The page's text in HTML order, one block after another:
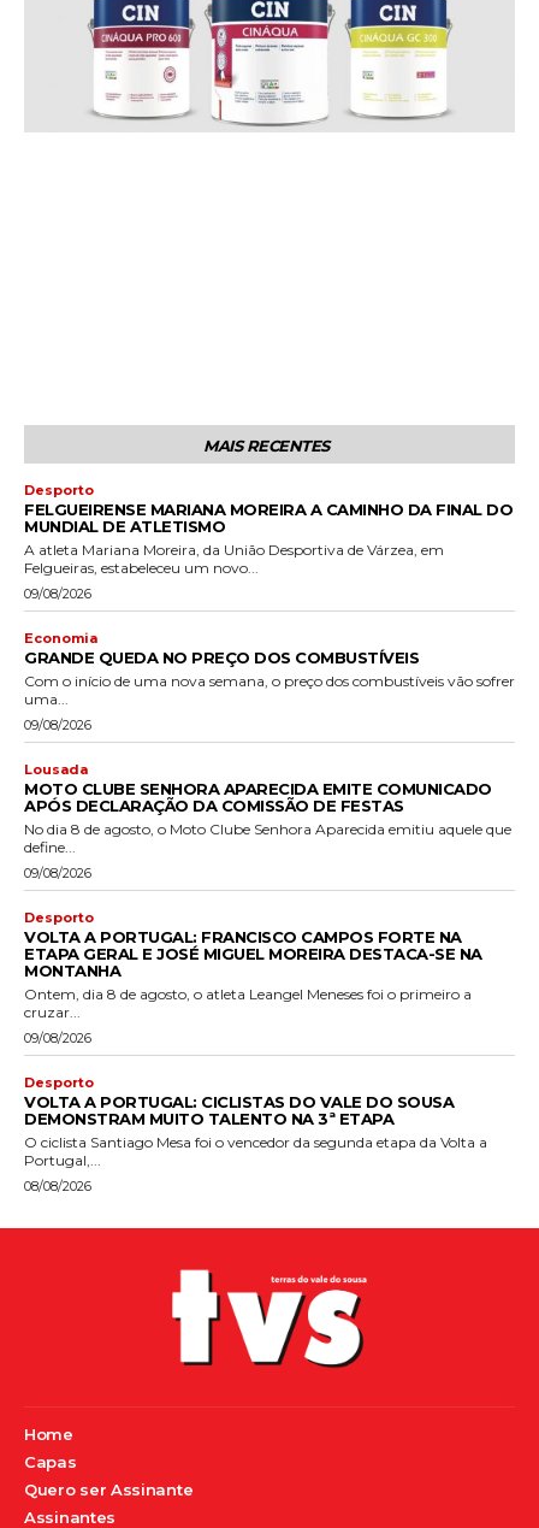
MAIS RECENTES
Desporto
FELGUEIRENSE MARIANA MOREIRA A CAMINHO DA FINAL DO
MUNDIAL DE ATLETISMO
A atleta Mariana Moreira, da União Desportiva de Várzea, em
Felgueiras, estabeleceu um novo...
09/08/2026
Economia
GRANDE QUEDA NO PREÇO DOS COMBUSTÍVEIS
Com o início de uma nova semana, o preço dos combustíveis vão sofrer
uma...
09/08/2026
Lousada
MOTO CLUBE SENHORA APARECIDA EMITE COMUNICADO
APÓS DECLARAÇÃO DA COMISSÃO DE FESTAS
No dia 8 de agosto, o Moto Clube Senhora Aparecida emitiu aquele que
define...
09/08/2026
Desporto
VOLTA A PORTUGAL: FRANCISCO CAMPOS FORTE NA
ETAPA GERAL E JOSÉ MIGUEL MOREIRA DESTACA-SE NA
MONTANHA
Ontem, dia 8 de agosto, o atleta Leangel Meneses foi o primeiro a
cruzar...
09/08/2026
Desporto
VOLTA A PORTUGAL: CICLISTAS DO VALE DO SOUSA
DEMONSTRAM MUITO TALENTO NA 3ª ETAPA
O ciclista Santiago Mesa foi o vencedor da segunda etapa da Volta a
Portugal,...
08/08/2026
Home
Capas
Quero ser Assinante
Assinantes